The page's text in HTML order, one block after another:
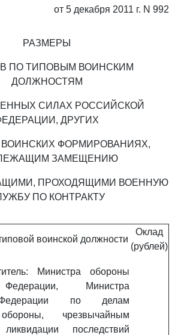
от 5 декабря 2011 г. N 992
РАЗМЕРЫ
ПО ТИПОВЫМ ВОИНСКИМ
ДОЛЖНОСТЯМ
СИЛАХ РОССИЙСКОЙ
ДРУГИХ
ВОИНСКИХ ФОРМИРОВАНИЯХ,
ЗАМЕЩЕНИЮ
ПРОХОДЯЩИМИ ВОЕННУЮ
ПО КОНТРАКТУ
воинской должности
Оклад
(рублей)
Министра обороны
Министра
Федерации по делам
чрезвычайным
последствий